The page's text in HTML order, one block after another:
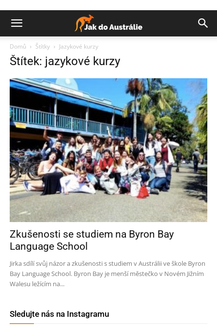
Domů Štítky Jazykové kurzy
Štítek: jazykové kurzy
Zkušenosti se studiem na Byron Bay
Language School
Jirka sdílí svůj názor a zkušenosti s studiem v Austrálii ve škole Byron
Bay Language School. Byron Bay je menší městečko v Novém Jižním
Walesu ležícím na...
Sledujte nás na Instagramu